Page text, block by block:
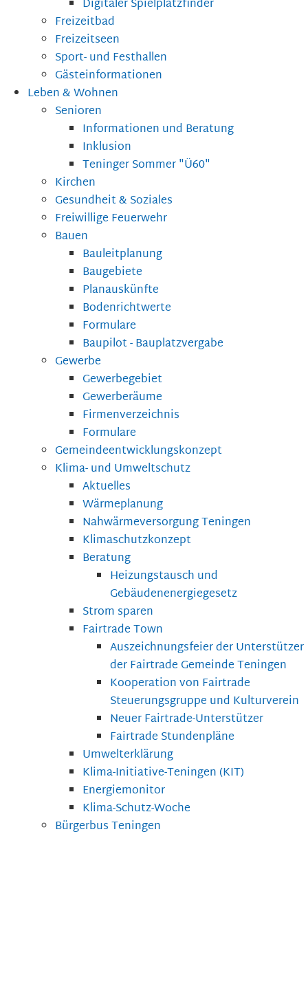
Digitaler Spielplatzfinder
Freizeitbad
Freizeitseen
Sport- und Festhallen
Gästeinformationen
Leben & Wohnen
Senioren
Informationen und Beratung
Inklusion
Teninger Sommer "Ü60"
Kirchen
Gesundheit & Soziales
Freiwillige Feuerwehr
Bauen
Bauleitplanung
Baugebiete
Planauskünfte
Bodenrichtwerte
Formulare
Baupilot - Bauplatzvergabe
Gewerbe
Gewerbegebiet
Gewerberäume
Firmenverzeichnis
Formulare
Gemeindeentwicklungskonzept
Klima- und Umweltschutz
Aktuelles
Wärmeplanung
Nahwärmeversorgung Teningen
Klimaschutzkonzept
Beratung
Heizungstausch und
Gebäudenenergiegesetz
Strom sparen
Fairtrade Town
Auszeichnungsfeier der Unterstützer
der Fairtrade Gemeinde Teningen
Kooperation von Fairtrade
Steuerungsgruppe und Kulturverein
Neuer Fairtrade-Unterstützer
Fairtrade Stundenpläne
Umwelterklärung
Klima-Initiative-Teningen (KIT)
Energiemonitor
Klima-Schutz-Woche
Bürgerbus Teningen